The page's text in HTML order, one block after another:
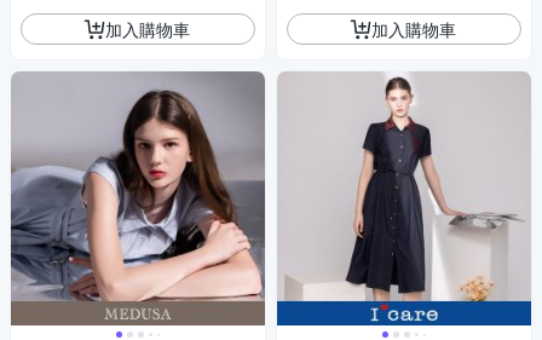
加入購物車 加入購物車